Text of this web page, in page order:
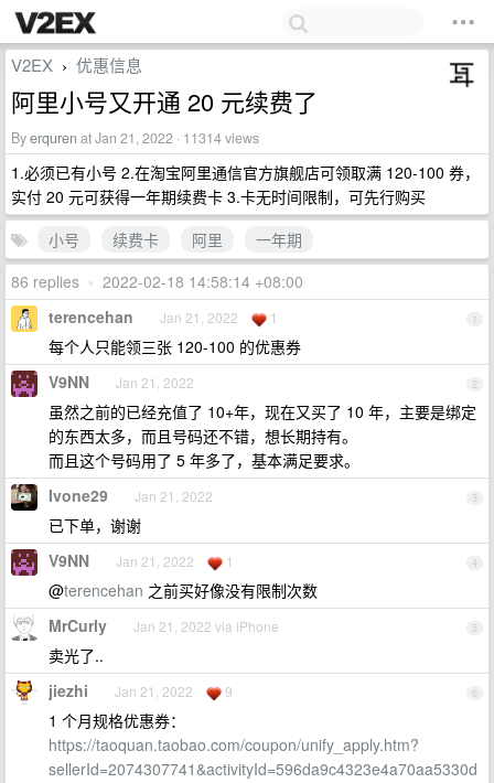
V2EX › 优惠信息
阿里小号又开通 20 元续费了
Byerquren at Jan 21, 2022 · 11314 views
1.必须已有小号 2.在淘宝阿里通信官方旗舰店可领取满 120-100 券，
实付 20 元可获得一年期续费卡 3.卡无时间限制，可先行购买
小号
续费卡 阿里
一年期
86 replies • 2022-02-18 14:58:14 +08:00
1
terencehan Jan 21, 2022 1
每个人只能领三张 120-100 的优惠券
2
V9NN Jan 21, 2022
虽然之前的已经充值了 10+年，现在又买了 10 年，主要是绑定
的东西太多，而且号码还不错，想长期持有。
而且这个号码用了 5 年多了，基本满足要求。
3
Ivone29 Jan 21, 2022
已下单，谢谢
4
V9NN Jan 21, 2022 1
@terencehan 之前买好像没有限制次数
5
MrCurly Jan 21, 2022 via iPhone
卖光了..
6
jiezhi Jan 21, 2022 9
1 个月规格优惠券：
https://taoquan.taobao.com/coupon/unify_apply.htm?
sellerId=2074307741&activityId=596da9c4323e4a70aa5330d